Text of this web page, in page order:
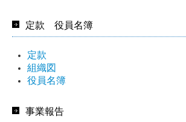
定款 役員名簿
定款
組織図
役員名簿
事業報告